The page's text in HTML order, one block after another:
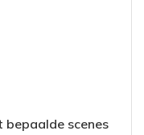
bepaalde scenes